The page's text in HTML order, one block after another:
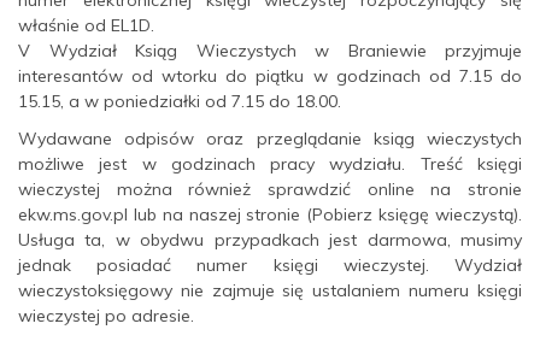
właśnie od EL1D.
V Wydział Ksiąg Wieczystych w Braniewie przyjmuje
interesantów od wtorku do piątku w godzinach od 7.15 do
15.15, a w poniedziałki od 7.15 do 18.00.
Wydawane odpisów oraz przeglądanie ksiąg wieczystych
możliwe jest w godzinach pracy wydziału. Treść księgi
wieczystej można również sprawdzić online na stronie
ekw.ms.gov.pl lub na naszej stronie (Pobierz księgę wieczystą).
Usługa ta, w obydwu przypadkach jest darmowa, musimy
jednak posiadać numer księgi wieczystej. Wydział
wieczystoksięgowy nie zajmuje się ustalaniem numeru księgi
wieczystej po adresie.